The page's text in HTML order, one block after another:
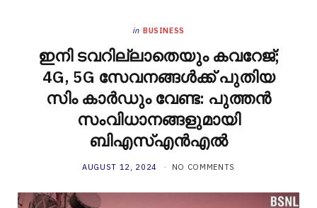
in BUSINESS
ഇനി ടവറില്ലാതെയും കവറേജ്;
4G, 5G സേവനങ്ങൾക്ക് പുതിയ
സിം കാർഡും വേണ്ട: പുത്തൻ
സംവിധാനങ്ങളുമായി
ബിഎസ്എൻഎൽ
AUGUST 12, 2024 NO COMMENTS